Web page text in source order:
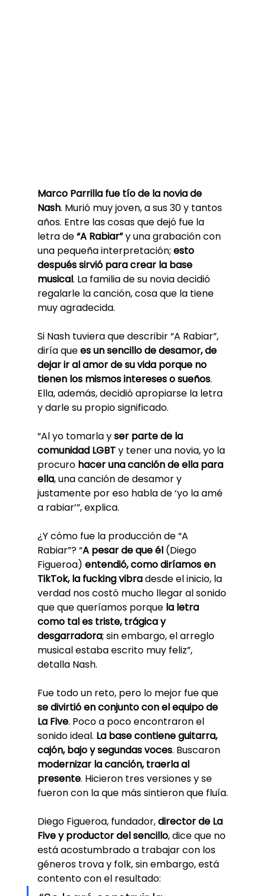
Marco Parrilla fue tío de la novia de
Nash. Murió muy joven, a sus 30 y tantos
años. Entre las cosas que dejó fue la
letra de “A Rabiar” y una grabación con
una pequeña interpretación; esto
después sirvió para crear la base
musical. La familia de su novia decidió
regalarle la canción, cosa que la tiene
muy agradecida.
Si Nash tuviera que describir “A Rabiar”,
diría que es un sencillo de desamor, de
dejar ir al amor de su vida porque no
tienen los mismos intereses o sueños.
Ella, además, decidió apropiarse la letra
y darle su propio significado.
“Al yo tomarla y ser parte de la
comunidad LGBT y tener una novia, yo la
procuro hacer una canción de ella para
ella, una canción de desamor y
justamente por eso habla de ‘yo la amé
a rabiar’”, explica.
¿Y cómo fue la producción de “A
Rabiar”? “A pesar de que él (Diego
Figueroa) entendió, como diríamos en
TikTok, la fucking vibra desde el inicio, la
verdad nos costó mucho llegar al sonido
que que queríamos porque la letra
como tal es triste, trágica y
desgarradora; sin embargo, el arreglo
musical estaba escrito muy feliz”,
detalla Nash.
Fue todo un reto, pero lo mejor fue que
se divirtió en conjunto con el equipo de
La Five. Poco a poco encontraron el
sonido ideal. La base contiene guitarra,
cajón, bajo y segundas voces. Buscaron
modernizar la canción, traerla al
presente. Hicieron tres versiones y se
fueron con la que más sintieron que fluía.
Diego Figueroa, fundador, director de La
Five y productor del sencillo, dice que no
está acostumbrado a trabajar con los
géneros trova y folk, sin embargo, está
contento con el resultado: